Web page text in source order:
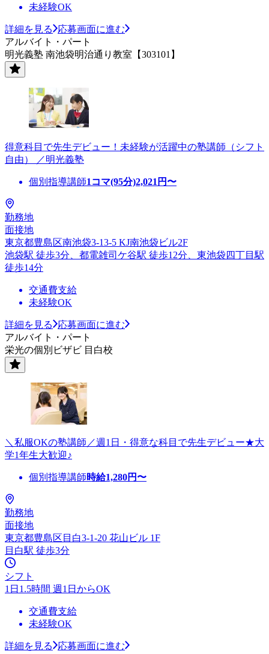
未経験OK
詳細を見る
応募画面に進む
アルバイト・パート
明光義塾 南池袋明治通り教室【303101】
得意科目で先生デビュー！未経験が活躍中の塾講師（シフト
自由） ／明光義塾
個別指導講師1コマ(95分)2,021 円〜
勤務地
面接地
東京都豊島区南池袋3-13-5 KJ南池袋ビル2F
池袋駅 徒歩3分、都電雑司ケ谷駅 徒歩12分、東池袋四丁目駅
徒歩14分
交通費支給
未経験OK
詳細を見る
応募画面に進む
アルバイト・パート
栄光の個別ビザビ 目白校
＼私服OKの塾講師／週1日・得意な科目で先生デビュー★大
学1年生大歓迎♪
個別指導講師時給1,280円〜
勤務地
面接地
東京都豊島区目白3-1-20 花山ビル 1F
目白駅 徒歩3分
シフト
1日1.5時間 週1日からOK
交通費支給
未経験OK
詳細を見る
応募画面に進む